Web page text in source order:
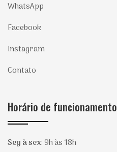
WhatsApp
Facebook
Instagram
Contato
Horário de funcionamento
Seg à sex:9h às 18h